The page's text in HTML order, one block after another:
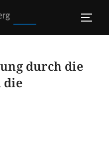
durch die
die